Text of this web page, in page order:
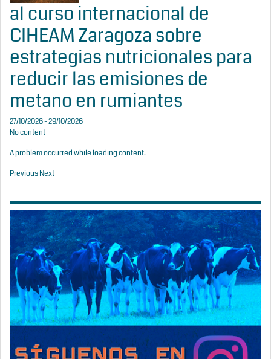
al curso internacional de
CIHEAM Zaragoza sobre
estrategias nutricionales para
reducir las emisiones de
metano en rumiantes
27/10/2026 - 29/10/2026
No content
A problem occurred while loading content.
PreviousNext